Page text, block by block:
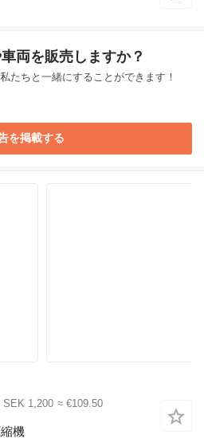
両を販売しますか？
たちと一緒にすることができます！
を掲載する
SEK 1,200 ≈ €109.50
機